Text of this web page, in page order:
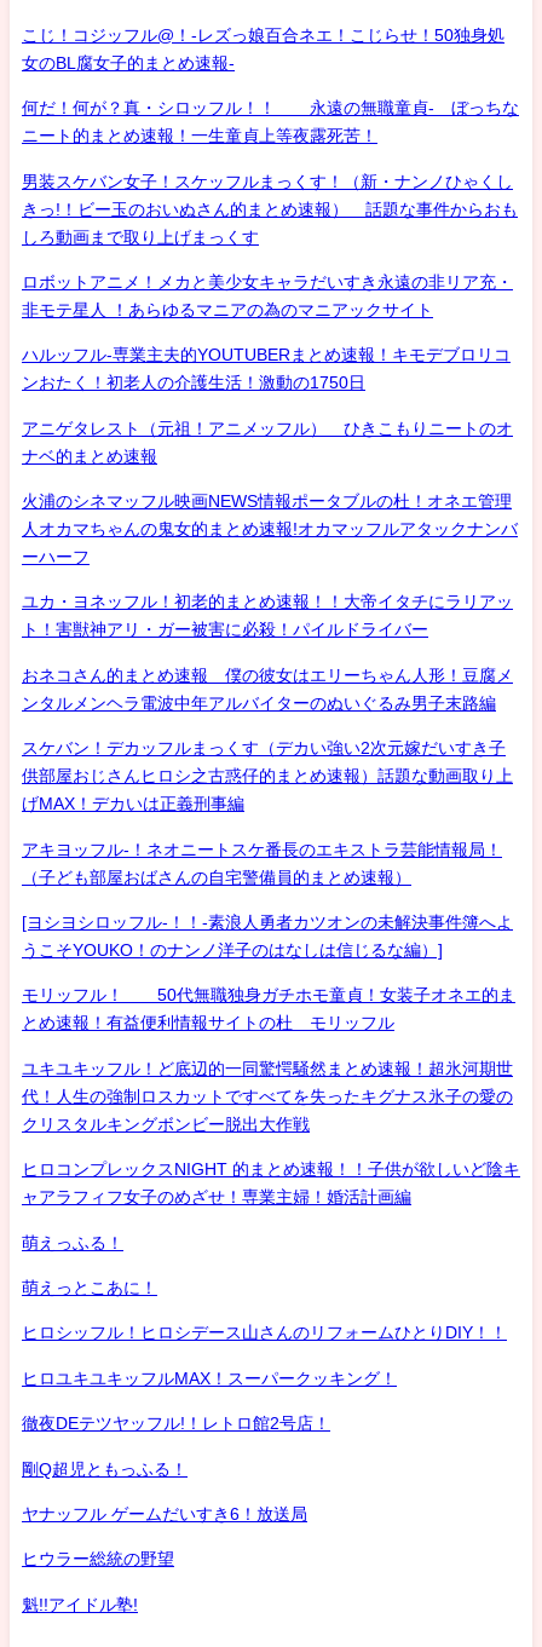
こじ！コジッフル@！-レズっ娘百合ネエ！こじらせ！50独身処
女のBL腐女子的まとめ速報-
何だ！何が？真・シロッフル！！ 永遠の無職童貞- ぼっちな
ニート的まとめ速報！一生童貞上等夜露死苦！
男装スケバン女子！スケッフルまっくす！（新・ナンノひゃくし
きっ!！ビー玉のおいぬさん的まとめ速報） 話題な事件からおも
しろ動画まで取り上げまっくす
ロボットアニメ！メカと美少女キャラだいすき永遠の非リア充・
非モテ星人 ！あらゆるマニアの為のマニアックサイト
ハルッフル-専業主夫的YOUTUBERまとめ速報！キモデブロリコ
ンおたく！初老人の介護生活！激動の1750日
アニゲタレスト（元祖！アニメッフル） ひきこもりニートのオ
ナベ的まとめ速報
火浦のシネマッフル映画NEWS情報ポータブルの杜！オネエ管理
人オカマちゃんの鬼女的まとめ速報!オカマッフルアタックナンバ
ーハーフ
ユカ・ヨネッフル！初老的まとめ速報！！大帝イタチにラリアッ
ト！害獣神アリ・ガー被害に必殺！パイルドライバー
おネコさん的まとめ速報 僕の彼女はエリーちゃん人形！豆腐メ
ンタルメンヘラ電波中年アルバイターのぬいぐるみ男子末路編
スケバン！デカッフルまっくす（デカい強い2次元嫁だいすき子
供部屋おじさんヒロシ之古惑仔的まとめ速報）話題な動画取り上
げMAX！デカいは正義刑事編
アキヨッフル-！ネオニートスケ番長のエキストラ芸能情報局！
（子ども部屋おばさんの自宅警備員的まとめ速報）
[ヨシヨシロッフル-！！-素浪人勇者カツオンの未解決事件簿へよ
うこそYOUKO！のナンノ洋子のはなしは信じるな編）]
モリッフル！ 50代無職独身ガチホモ童貞！女装子オネエ的ま
とめ速報！有益便利情報サイトの杜 モリッフル
ユキユキッフル！ど底辺的一同驚愕騒然まとめ速報！超氷河期世
代！人生の強制ロスカットですべてを失ったキグナス氷子の愛の
クリスタルキングボンビー脱出大作戦
ヒロコンプレックスNIGHT 的まとめ速報！！子供が欲しいど陰キ
ャアラフィフ女子のめざせ！専業主婦！婚活計画編
萌えっふる！
萌えっとこあに！
ヒロシッフル！ヒロシデース山さんのリフォームひとりDIY！！
ヒロユキユキッフルMAX！スーパークッキング！
徹夜DEテツヤッフル!！レトロ館2号店！
剛Q超児ともっふる！
ヤナッフル ゲームだいすき6！放送局
ヒウラー総統の野望
魁!!アイドル塾!